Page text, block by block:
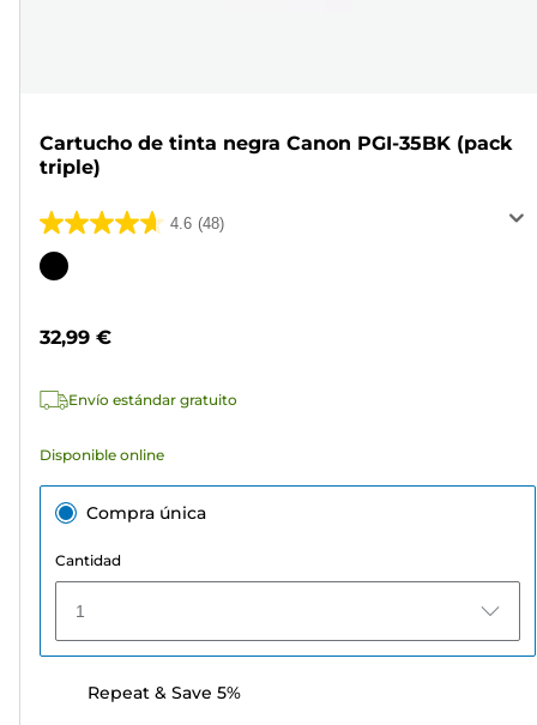
Cartucho de tinta negra Canon PGI-35BK (pack
triple)
4.6 (48)
4.6
de
48
Cartucho
32,99 €
Envío estándar gratuito
Disponible online
Compra única
Cantidad
1
Repeat & Save 5%